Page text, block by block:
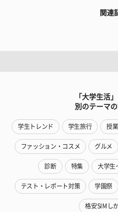
関連
「大学生活
別のテーマ
学生トレンド 学生旅行 授
ファッション・コスメ グルメ
診断 特集 大学生
テスト・レポート対策 学園祭
格安SIMし